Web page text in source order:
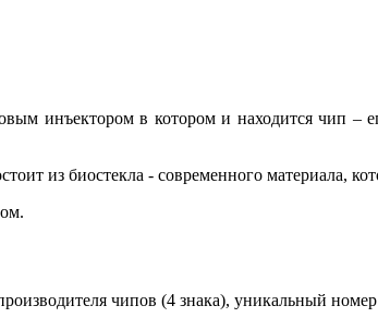
инъектором в котором и находится чип –
из биостекла - современного материала,
чипов (4 знака), уникальный